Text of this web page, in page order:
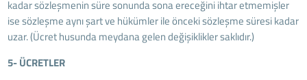
kadar sözleşmenin süre sonunda sona ereceğini ihtar etmemişler
ise sözleşme aynı şart ve hükümler ile önceki sözleşme süresi kadar
uzar. (Ücret husunda meydana gelen değişiklikler saklıdır.)
5- ÜCRETLER